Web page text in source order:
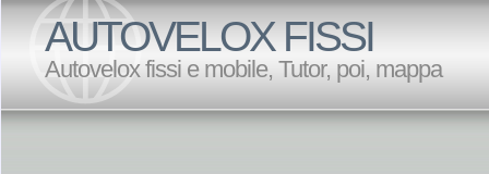
AUTOVELOX FISSI
Autovelox fissi e mobile, Tutor, poi, mappa